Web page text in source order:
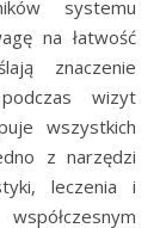
systemu
na łatwość
znaczenie
wizyt
wszystkich
z narzędzi
leczenia i